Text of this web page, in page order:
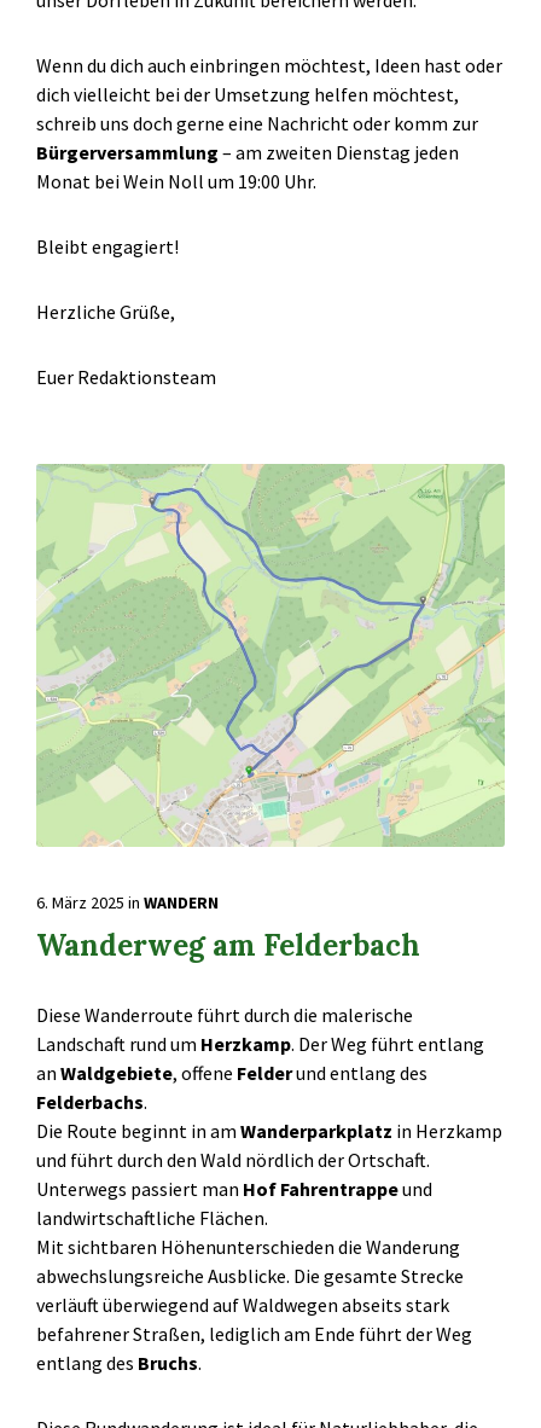
Wenn du dich auch einbringen möchtest, Ideen hast oder
dich vielleicht bei der Umsetzung helfen möchtest,
schreib uns doch gerne eine Nachricht oder komm zur
Bürgerversammlung – am zweiten Dienstag jeden
Monat bei Wein Noll um 19:00 Uhr.
Bleibt engagiert!
Herzliche Grüße,
Euer Redaktionsteam
6. März 2025 in WANDERN
Wanderweg am Felderbach
Diese Wanderroute führt durch die malerische
Landschaft rund um Herzkamp. Der Weg führt entlang
an Waldgebiete, offene Felderund entlang des
Felderbachs.
Die Route beginnt in am Wanderparkplatz in Herzkamp
und führt durch den Wald nördlich der Ortschaft.
Unterwegs passiert man Hof Fahrentrappeund
landwirtschaftliche Flächen.
Mit sichtbaren Höhenunterschieden die Wanderung
abwechslungsreiche Ausblicke. Die gesamte Strecke
verläuft überwiegend auf Waldwegen abseits stark
befahrener Straßen, lediglich am Ende führt der Weg
entlang des Bruchs.